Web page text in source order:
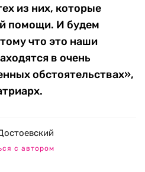
из них, которые
помощи. И будем
что это наши
в очень
обстоятельствах»,
с автором